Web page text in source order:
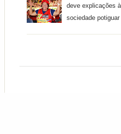
deve explicações à
sociedade potiguar